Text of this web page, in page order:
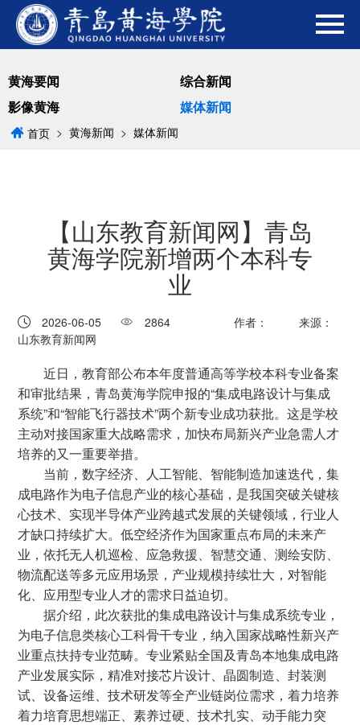
黄海要闻
综合新闻
影像黄海
媒体新闻
首页 > 黄海新闻 > 媒体新闻
【山东教育新闻网】青岛
黄海学院新增两个本科专
业
2026-06-05 2864 作者：
来源：
山东教育新闻网
近日，教育部公布本年度普通高等学校本科专业备案
和审批结果，青岛黄海学院申报的“集成电路设计与集成
系统”和“智能飞行器技术”两个新专业成功获批。这是学校
主动对接国家重大战略需求，加快布局新兴产业急需人才
培养的又一重要举措。
当前，数字经济、人工智能、智能制造加速迭代，集
成电路作为电子信息产业的核心基础，是我国突破关键核
心技术、实现半导体产业跨越式发展的关键领域，行业人
才缺口持续扩大。低空经济作为国家重点布局的未来产
业，依托无人机巡检、应急救援、智慧交通、测绘安防、
物流配送等多元应用场景，产业规模持续壮大，对智能
化、应用型专业人才的需求日益迫切。
据介绍，此次获批的集成电路设计与集成系统专业，
为电子信息类核心工科骨干专业，纳入国家战略性新兴产
业重点扶持专业范畴。专业紧贴全国及青岛本地集成电路
产业发展实际，精准对接芯片设计、晶圆制造、封装测
试、设备运维、技术研发等全产业链岗位需求，着力培养
着力培育思想端正、素养过硬、技术扎实、动手能力突